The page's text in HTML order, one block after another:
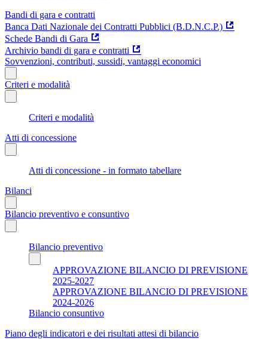
Bandi di gara e contratti
Banca Dati Nazionale dei Contratti Pubblici (B.D.N.C.P.)
Schede Bandi di Gara
Archivio bandi di gara e contratti
Sovvenzioni, contributi, sussidi, vantaggi economici
Criteri e modalità
Criteri e modalità
Atti di concessione
Atti di concessione - in formato tabellare
Bilanci
Bilancio preventivo e consuntivo
Bilancio preventivo
APPROVAZIONE BILANCIO DI PREVISIONE
2025-2027
APPROVAZIONE BILANCIO DI PREVISIONE
2024-2026
Bilancio consuntivo
Piano degli indicatori e dei risultati attesi di bilancio